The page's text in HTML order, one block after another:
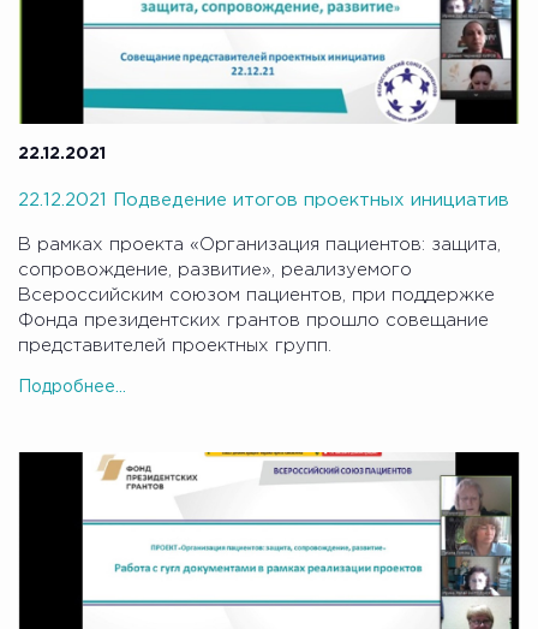
22.12.2021
22.12.2021 Подведение итогов проектных инициатив
В рамках проекта «Организация пациентов: защита,
сопровождение, развитие», реализуемого
Всероссийским союзом пациентов, при поддержке
Фонда президентских грантов прошло совещание
представителей проектных групп.
Подробнее...